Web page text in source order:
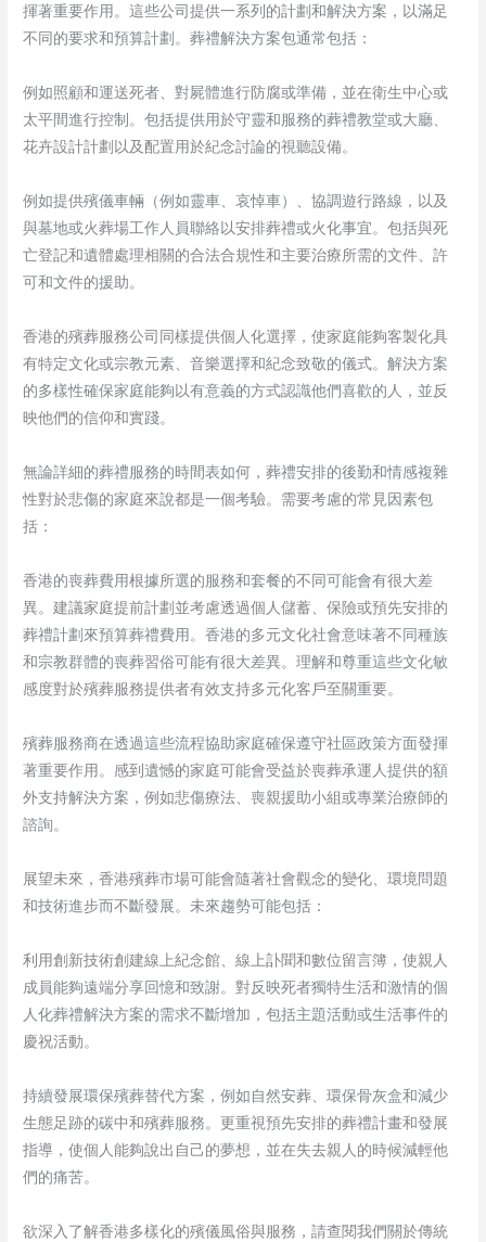
揮著重要作用。這些公司提供一系列的計劃和解決方案，以滿足
不同的要求和預算計劃。葬禮解決方案包通常包括：
例如照顧和運送死者、對屍體進行防腐或準備，並在衛生中心或
太平間進行控制。包括提供用於守靈和服務的葬禮教堂或大廳、
花卉設計計劃以及配置用於紀念討論的視聽設備。
例如提供殯儀車輛（例如靈車、哀悼車）、協調遊行路線，以及
與墓地或火葬場工作人員聯絡以安排葬禮或火化事宜。包括與死
亡登記和遺體處理相關的合法合規性和主要治療所需的文件、許
可和文件的援助。
香港的殯葬服務公司同樣提供個人化選擇，使家庭能夠客製化具
有特定文化或宗教元素、音樂選擇和紀念致敬的儀式。解決方案
的多樣性確保家庭能夠以有意義的方式認識他們喜歡的人，並反
映他們的信仰和實踐。
無論詳細的葬禮服務的時間表如何，葬禮安排的後勤和情感複雜
性對於悲傷的家庭來說都是一個考驗。需要考慮的常見因素包
括：
香港的喪葬費用根據所選的服務和套餐的不同可能會有很大差
異。建議家庭提前計劃並考慮透過個人儲蓄、保險或預先安排的
葬禮計劃來預算葬禮費用。香港的多元文化社會意味著不同種族
和宗教群體的喪葬習俗可能有很大差異。理解和尊重這些文化敏
感度對於殯葬服務提供者有效支持多元化客戶至關重要。
殯葬服務商在透過這些流程協助家庭確保遵守社區政策方面發揮
著重要作用。感到遺憾的家庭可能會受益於喪葬承運人提供的額
外支持解決方案，例如悲傷療法、喪親援助小組或專業治療師的
諮詢。
展望未來，香港殯葬市場可能會隨著社會觀念的變化、環境問題
和技術進步而不斷發展。未來趨勢可能包括：
利用創新技術創建線上紀念館、線上訃聞和數位留言簿，使親人
成員能夠遠端分享回憶和致謝。對反映死者獨特生活和激情的個
人化葬禮解決方案的需求不斷增加，包括主題活動或生活事件的
慶祝活動。
持續發展環保殯葬替代方案，例如自然安葬、環保骨灰盒和減少
生態足跡的碳中和殯葬服務。更重視預先安排的葬禮計畫和發展
指導，使個人能夠說出自己的夢想，並在失去親人的時候減輕他
們的痛苦。
欲深入了解香港多樣化的殯儀風俗與服務，請查閱我們關於傳統